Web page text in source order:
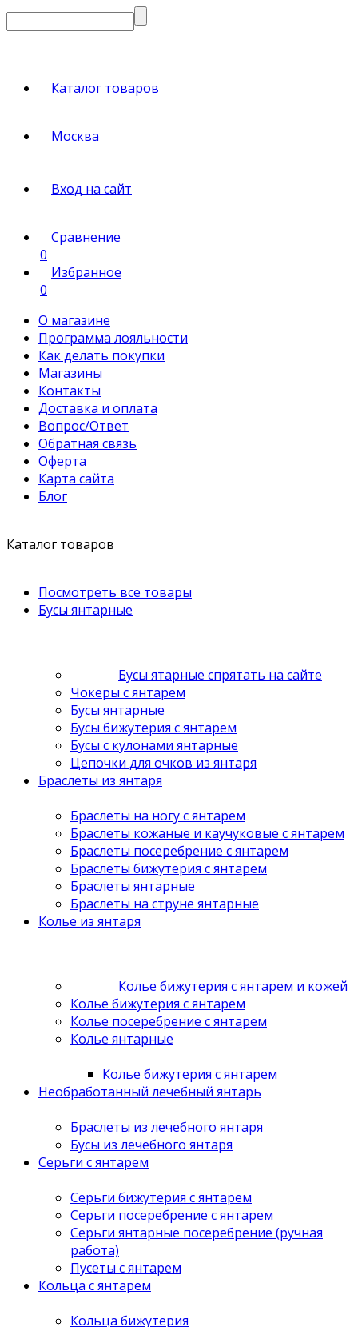
Каталог товаров
Москва
Вход на сайт
Сравнение
0
Избранное
0
О магазине
Программа лояльности
Как делать покупки
Магазины
Контакты
Доставка и оплата
Вопрос/Ответ
Обратная связь
Оферта
Карта сайта
Блог
Каталог товаров
Посмотреть все товары
Бусы янтарные
Бусы ятарные спрятать на сайте
Чокеры с янтарем
Бусы янтарные
Бусы бижутерия с янтарем
Бусы с кулонами янтарные
Цепочки для очков из янтаря
Браслеты из янтаря
Браслеты на ногу с янтарем
Браслеты кожаные и каучуковые с янтарем
Браслеты посеребрение с янтарем
Браслеты бижутерия с янтарем
Браслеты янтарные
Браслеты на струне янтарные
Колье из янтаря
Колье бижутерия с янтарем и кожей
Колье бижутерия с янтарем
Колье посеребрение с янтарем
Колье янтарные
Колье бижутерия с янтарем
Необработанный лечебный янтарь
Браслеты из лечебного янтаря
Бусы из лечебного янтаря
Серьги с янтарем
Серьги бижутерия с янтарем
Серьги посеребрение с янтарем
Серьги янтарные посеребрение (ручная
работа)
Пусеты с янтарем
Кольца с янтарем
Кольца бижутерия